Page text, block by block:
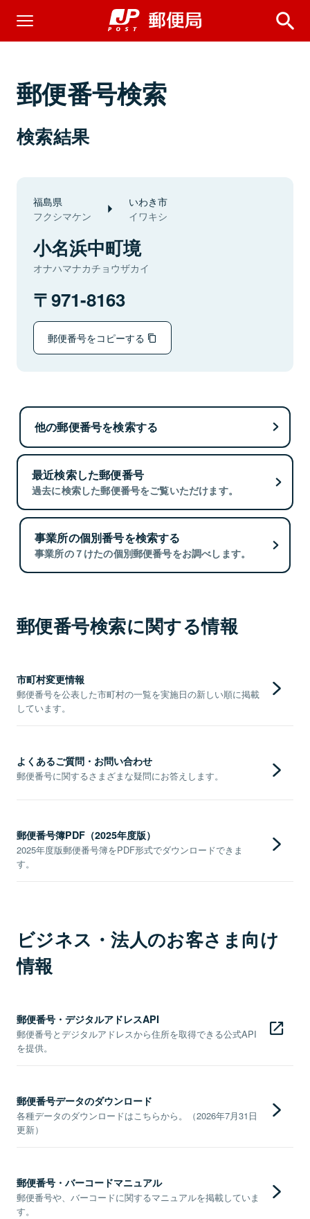
郵便番号検索
検索結果
福島県
フクシマケン
いわき市
イワキシ
小名浜中町境
オナハマナカチョウザカイ
971-8163
郵便番号をコピーする
他の郵便番号を検索する
最近検索した郵便番号
過去に検索した郵便番号をご覧いただけます。
事業所の個別番号を検索する
事業所の７けたの個別郵便番号をお調べします。
郵便番号検索に関する情報
市町村変更情報
郵便番号を公表した市町村の一覧を実施日の新しい順に掲載
しています。
よくあるご質問・お問い合わせ
郵便番号に関するさまざまな疑問にお答えします。
郵便番号簿PDF（2025年度版）
2025年度版郵便番号簿をPDF形式でダウンロードできま
す。
ビジネス・法人のお客さま向け
情報
郵便番号・デジタルアドレスAPI
郵便番号とデジタルアドレスから住所を取得できる公式API
を提供。
郵便番号データのダウンロード
各種データのダウンロードはこちらから。（2026年7月31日
更新）
郵便番号・バーコードマニュアル
郵便番号や、バーコードに関するマニュアルを掲載していま
す。